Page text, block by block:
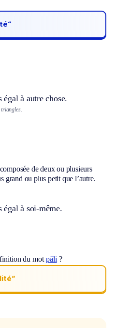
égal à autre chose.
de deux ou plusieurs
grand ou plus petit que l’autre.
égal à soi-même.
du mot pâli ?